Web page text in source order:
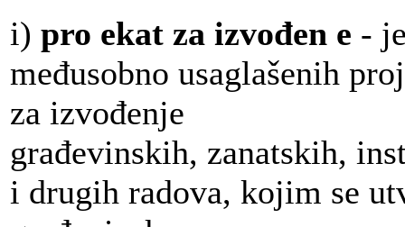
i) pro ekat za izvođen e -
međusobno usaglašenih
za izvođenje
građevinskih, zanatskih,
i drugih radova, kojim se